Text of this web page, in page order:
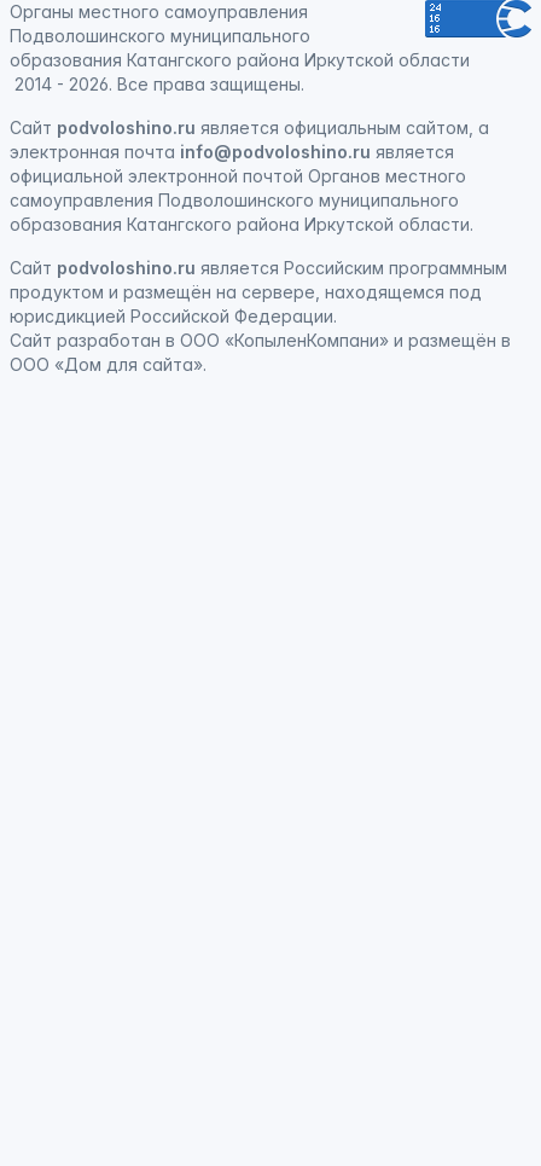
Органы местного самоуправления
Подволошинского муниципального
образования Катангского района Иркутской области
2014 - 2026. Все права защищены.
Сайт podvoloshino.ru является официальным сайтом, а
электронная почта info@podvoloshino.ru является
официальной электронной почтой Органов местного
самоуправления Подволошинского муниципального
образования Катангского района Иркутской области.
Сайт podvoloshino.ru является Российским программным
продуктом и размещён на сервере, находящемся под
юрисдикцией Российской Федерации.
Сайт разработан в ООО «КопыленКомпани» и размещён в
ООО «Дом для сайта».